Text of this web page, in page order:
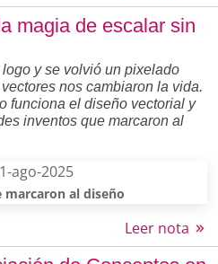
magia de escalar sin
y se volvió un pixelado
nos cambiaron la vida.
funciona el diseño vectorial y
inventos que marcaron al
ago-2025
marcaron al diseño
Leer nota